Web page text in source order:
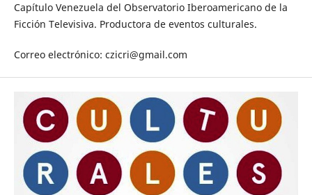
Capítulo Venezuela del Observatorio Iberoamericano de la
Ficción Televisiva. Productora de eventos culturales.
Correo electrónico: czicri@gmail.com